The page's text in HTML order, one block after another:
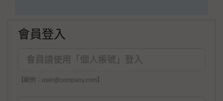
會員登入
【範例：user@company.com】